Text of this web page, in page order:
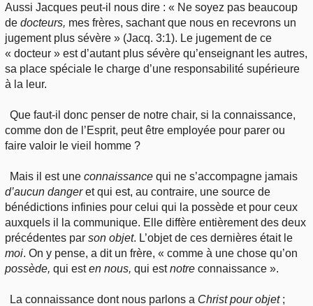
Aussi Jacques peut-il nous dire : « Ne soyez pas beaucoup
de docteurs, mes frères, sachant que nous en recevrons un
jugement plus sévère » (Jacq. 3:1). Le jugement de ce
« docteur » est d’autant plus sévère qu’enseignant les autres,
sa place spéciale le charge d’une responsabilité supérieure
à la leur.
Que faut-il donc penser de notre chair, si la connaissance,
comme don de l’Esprit, peut être employée pour parer ou
faire valoir le vieil homme ?
Mais il est uneconnaissancequi ne s’accompagne jamais
d’aucun dangeret qui est, au contraire, une source de
bénédictions infinies pour celui qui la possède et pour ceux
auxquels il la communique. Elle diffère entièrement des deux
précédentes par son objet. L’objet de ces dernières était le
moi. On y pense, a dit un frère, « comme à une chose qu’on
possède, qui esten nous, qui estnotre connaissance ».
La connaissance dont nous parlons a Christ pour objet;